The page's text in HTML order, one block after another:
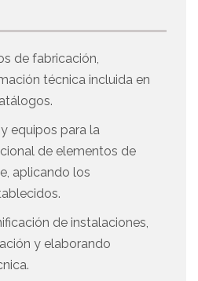
de fabricación,
técnica incluida en
equipos para la
de elementos de
aplicando los
de instalaciones,
y elaborando